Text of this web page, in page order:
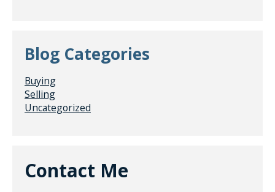
Blog Categories
Buying
Selling
Uncategorized
Contact Me